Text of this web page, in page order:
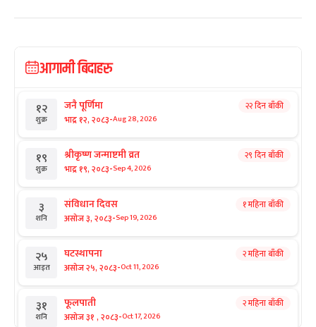
आगामी बिदाहरु
१२
शुक्र
जनै पूर्णिमा
भाद्र १२, २०८३-Aug 28, 2026
२२ दिन बाँकी
१९
शुक्र
श्रीकृष्ण जन्माष्टमी व्रत
भाद्र १९, २०८३-Sep 4, 2026
२९ दिन बाँकी
३
शनि
संविधान दिवस
असोज ३, २०८३-Sep 19, 2026
१ महिना बाँकी
२५
आइत
घटस्थापना
असोज २५, २०८३-Oct 11, 2026
२ महिना बाँकी
३१
शनि
फूलपाती
असोज ३१ , २०८३-Oct 17, 2026
२ महिना बाँकी